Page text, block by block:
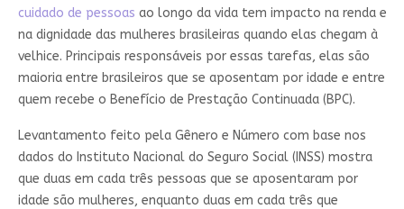
cuidado de pessoas ao longo da vida tem impacto na renda e
na dignidade das mulheres brasileiras quando elas chegam à
velhice. Principais responsáveis por essas tarefas, elas são
maioria entre brasileiros que se aposentam por idade e entre
quem recebe o Benefício de Prestação Continuada (BPC).
Levantamento feito pela Gênero e Número com base nos
dados do Instituto Nacional do Seguro Social (INSS) mostra
que duas em cada três pessoas que se aposentaram por
idade são mulheres, enquanto duas em cada três que